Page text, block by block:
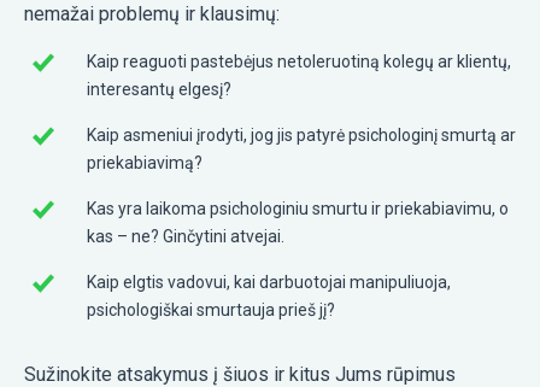
nemažai problemų ir klausimų:
Kaip reaguoti pastebėjus netoleruotiną kolegų ar klientų,
interesantų elgesį?
Kaip asmeniui įrodyti, jog jis patyrė psichologinį smurtą ar
priekabiavimą?
Kas yra laikoma psichologiniu smurtu ir priekabiavimu, o
kas – ne? Ginčytini atvejai.
Kaip elgtis vadovui, kai darbuotojai manipuliuoja,
psichologiškai smurtauja prieš jį?
Sužinokite atsakymus į šiuos ir kitus Jums rūpimus